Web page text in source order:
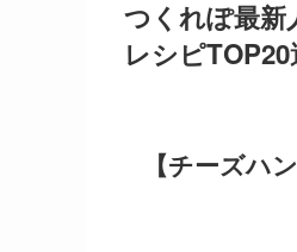
つくれぽ最新
レシピTOP20
【チーズハ